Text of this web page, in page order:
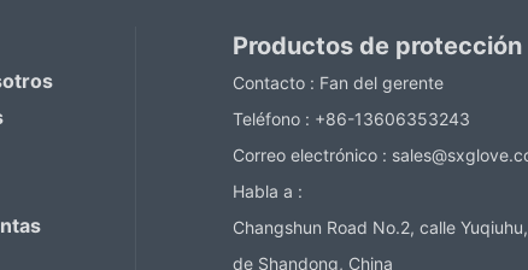
Productos de protección
Contacto : Fan del gerente
Teléfono : +86-13606353243
Correo electrónico :
Habla a :
Changshun Road No.2, calle
de Shandong, China